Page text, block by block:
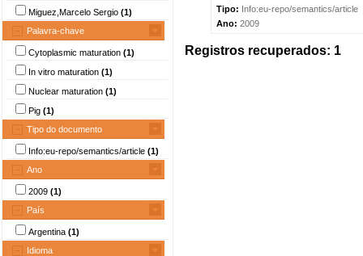
Miguez,Marcelo Sergio (1)
Palavra-chave
Cytoplasmic maturation (1)
In vitro maturation (1)
Nuclear maturation (1)
Pig (1)
Tipo do documento
Info:eu-repo/semantics/article (1)
Ano
2009 (1)
País
Argentina (1)
Idioma
Tipo: Info:eu-repo/semantics/article
Ano: 2009
Registros recuperados: 1